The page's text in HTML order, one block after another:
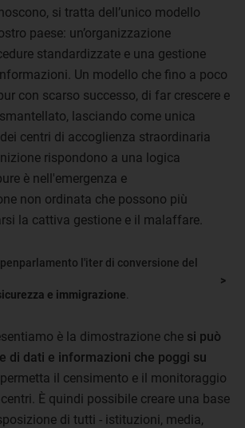
si tratta dell’unico modello
paese: un’organizzazione
standardizzate e una gestione
Un modello che fino a poco
con scarso successo, di far crescere e
lasciando come unica
centri di accoglienza straordinaria
rispondono a una logica
è nell'emergenza e
non ordinata che possono più
la cattiva gestione e il malaffare.
l'iter di conversione del
e immigrazione
è la dimostrazione che si può
di dati e informazioni che poggi su
il censimento e il monitoraggio
È quindi possibile creare una base
di tutti - istituzioni, media,